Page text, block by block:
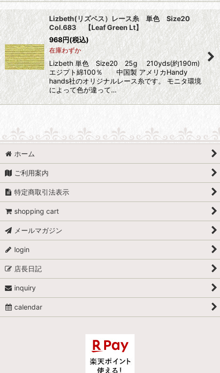
Lizbeth(リズベス）レース糸 単色 Size20
Col.683 【Leaf Green Lt】
968円(税込)
在庫わずか
Lizbeth 単色 Size20 25g 210yds(約190m)
エジプト綿100％ 中国製 アメリカHandy
hands社のオリジナルレース糸です。 モニタ環境
によって色が違って…
ホーム
ご利用案内
特定商取引法表示
shopping cart
メールマガジン
login
店長日記
inquiry
calendar